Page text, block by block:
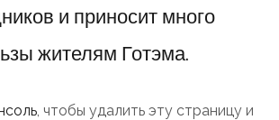
и приносит много
жителям Готэма.
, чтобы удалить эту страницу и